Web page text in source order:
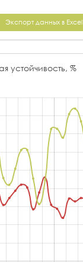
Экспорт данных в Excel
устойчивость, %